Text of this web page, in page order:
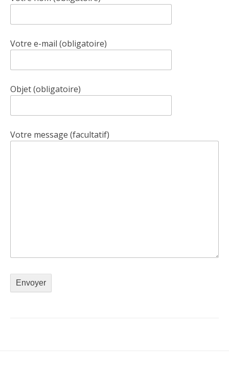
Votre e-mail (obligatoire)
Objet (obligatoire)
Votre message (facultatif)